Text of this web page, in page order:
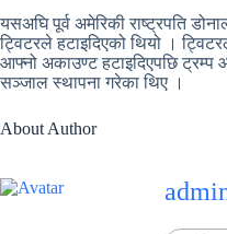
यसअघि पूर्व अमेरिकी राष्ट्रपति
ट्विटरले हटाइदिएको थियो ।
आफ्नो अकाउण्ट हटाइदिएपछिट्रम्प
सञ्जाल स्थापना गरेका थिए ।
About Author